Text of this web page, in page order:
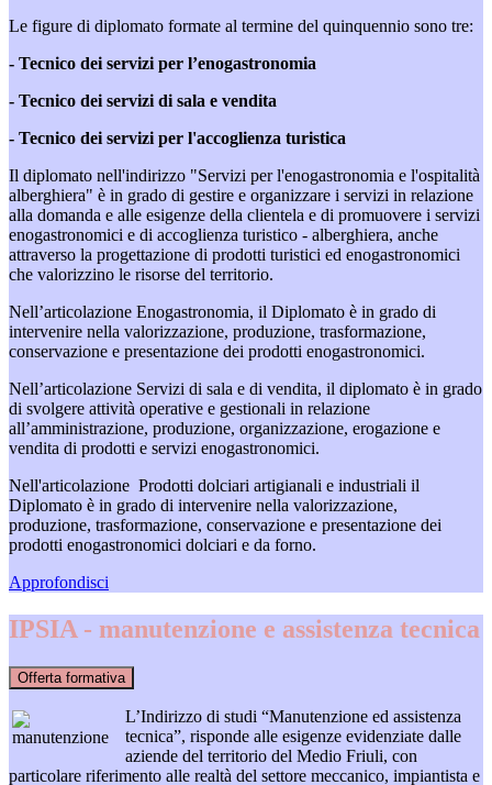
Le figure di diplomato formate al termine del quinquennio sono tre:
- Tecnico dei servizi per l’enogastronomia
- Tecnico dei servizi di sala e vendita
- Tecnico dei servizi per l'accoglienza turistica
Il diplomato nell'indirizzo "Servizi per l'enogastronomia e l'ospitalità
alberghiera" è in grado di gestire e organizzare i servizi in relazione
alla domanda e alle esigenze della clientela e di promuovere i servizi
enogastronomici e di accoglienza turistico - alberghiera, anche
attraverso la progettazione di prodotti turistici ed enogastronomici
che valorizzino le risorse del territorio.
Nell’articolazione Enogastronomia, il Diplomato è in grado di
intervenire nella valorizzazione, produzione, trasformazione,
conservazione e presentazione dei prodotti enogastronomici.
Nell’articolazione Servizi di sala e di vendita, il diplomato è in grado
di svolgere attività operative e gestionali in relazione
all’amministrazione, produzione, organizzazione, erogazione e
vendita di prodotti e servizi enogastronomici.
Nell'articolazione Prodotti dolciari artigianali e industriali il
Diplomato è in grado di intervenire nella valorizzazione,
produzione, trasformazione, conservazione e presentazione dei
prodotti enogastronomici dolciari e da forno.
Approfondisci
IPSIA - manutenzione e assistenza tecnica
Offerta formativa
L’Indirizzo di studi “Manutenzione ed assistenza
tecnica”, risponde alle esigenze evidenziate dalle
aziende del territorio del Medio Friuli, con
particolare riferimento alle realtà del settore meccanico, impiantista e